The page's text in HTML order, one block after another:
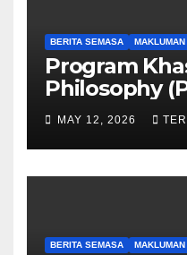
BERITA SEMASA MAKLUMAN
Program
Philosophy
September
MAY 12, 2026
BERITA SEMASA MAKLUMAN